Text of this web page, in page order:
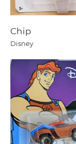
Chip
Disney